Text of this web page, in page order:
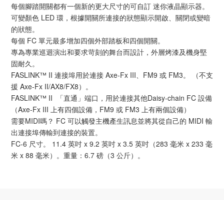
每個腳踏開關都有一個新的更大尺寸的可自訂 迷你液晶顯示器。
可變顏色 LED 環，根據開關所連接的狀態顯示開啟、關閉或變暗
的狀態。
每個 FC 單元最多增加四個外部踏板和四個開關。
專為專業巡迴演出和要求苛刻的舞台而設計，外層烤漆及機身堅
固耐久。
FASLINK™ II 連接埠用於連接 Axe-Fx III、FM9 或 FM3。 （不支
援 Axe-Fx II/AX8/FX8）。
FASLINK™ II 「直通」端口，用於連接其他Daisy-chain FC 設備
（Axe-Fx III 上有四個設備，FM9 或 FM3 上有兩個設備）
需要MIDI嗎？ FC 可以觸發主機產生訊息並將其從自己的 MIDI 輸
出連接埠傳輸到連接的裝置。
FC-6 尺寸。 11.4 英吋 x 9.2 英吋 x 3.5 英吋（283 毫米 x 233 毫
米 x 88 毫米）。重量：6.7 磅（3 公斤）。